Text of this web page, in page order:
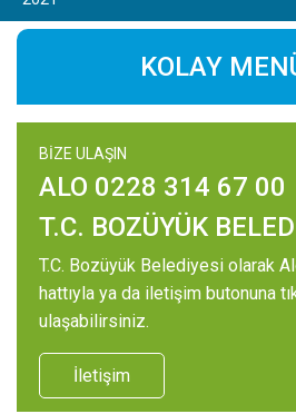
KOLAY
BİZE ULAŞIN
ALO 0228 314 67 00
T.C. BOZÜYÜK
T.C. Bozüyük Belediyesi olarak
hattıyla ya da iletişim butonuna
ulaşabilirsiniz.
İletişim